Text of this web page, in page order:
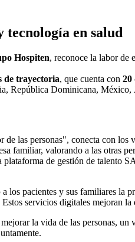
en salud
Hospiten, reconoce la labor de
de trayectoria, que cuenta con 20
República Dominicana, México,
las personas", conecta con
familiar, valorando a las otras
de gestión de talento
pacientes y sus familiares la
servicios digitales mejoran
la vida de las personas,